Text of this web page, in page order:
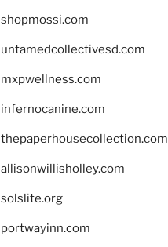
shopmossi.com
untamedcollectivesd.com
mxpwellness.com
infernocanine.com
thepaperhousecollection.com
allisonwillisholley.com
solslite.org
portwayinn.com